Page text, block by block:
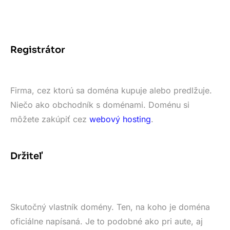
Registrátor
Firma, cez ktorú sa doména kupuje alebo predlžuje.
Niečo ako obchodník s doménami. Doménu si
môžete zakúpiť cez webový hosting.
Držiteľ
Skutočný vlastník domény. Ten, na koho je doména
oficiálne napísaná. Je to podobné ako pri aute, aj